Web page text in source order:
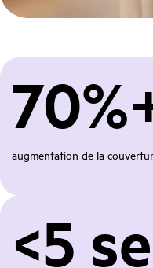
<5
augmentation de la